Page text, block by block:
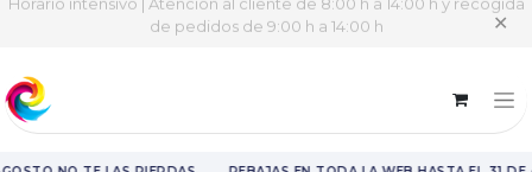
Horario intensivo | Atención al cliente de 8:00 h a 14:00 h y recogida
de pedidos de 9:00 h a 14:00 h ✕